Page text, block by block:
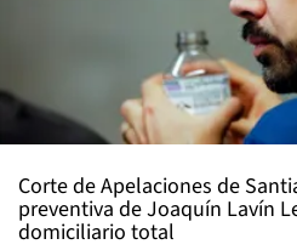
Corte de Apelaciones de
preventiva de Joaquín Lavín
domiciliario total